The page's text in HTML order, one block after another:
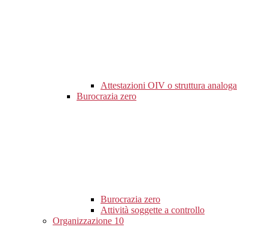
Attestazioni OIV o struttura analoga
Burocrazia zero
Burocrazia zero
Attività soggette a controllo
Organizzazione 10